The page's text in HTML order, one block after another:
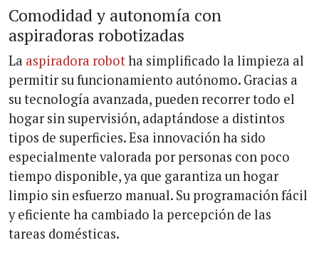
Comodidad y autonomía con
aspiradoras robotizadas
La aspiradora robotha simplificado la limpieza al
permitir su funcionamiento autónomo. Gracias a
su tecnología avanzada, pueden recorrer todo el
hogar sin supervisión, adaptándose a distintos
tipos de superficies. Esa innovación ha sido
especialmente valorada por personas con poco
tiempo disponible, ya que garantiza un hogar
limpio sin esfuerzo manual. Su programación fácil
y eficiente ha cambiado la percepción de las
tareas domésticas.